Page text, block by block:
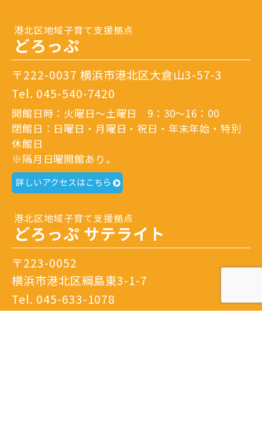
港北区地域子育て支援拠点
どろっぷ
〒222-0037 横浜市港北区大倉山3-57-3
Tel. 045-540-7420
開館日時：火曜日～土曜日 9：30～16：00
閉館日：日曜日・月曜日・祝日・年末年始・特別
休館日
※隔月日曜開館あり。
詳しいアクセスはこちら
港北区地域子育て支援拠点
どろっぷ サテライト
〒223-0052
横浜市港北区綱島東3-1-7
Tel. 045-633-1078